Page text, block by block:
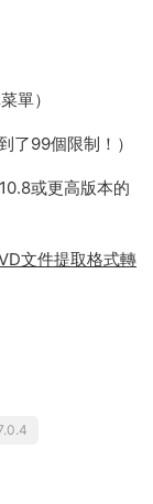
單）
了99個限制！）
或更高版本的
文件提取格式轉